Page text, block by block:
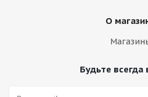
О
Будьте всегда